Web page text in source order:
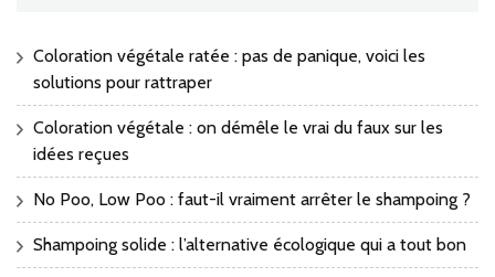
Coloration végétale ratée : pas de panique, voici les
solutions pour rattraper
Coloration végétale : on démêle le vrai du faux sur les
idées reçues
No Poo, Low Poo : faut-il vraiment arrêter le shampoing ?
Shampoing solide : l’alternative écologique qui a tout bon